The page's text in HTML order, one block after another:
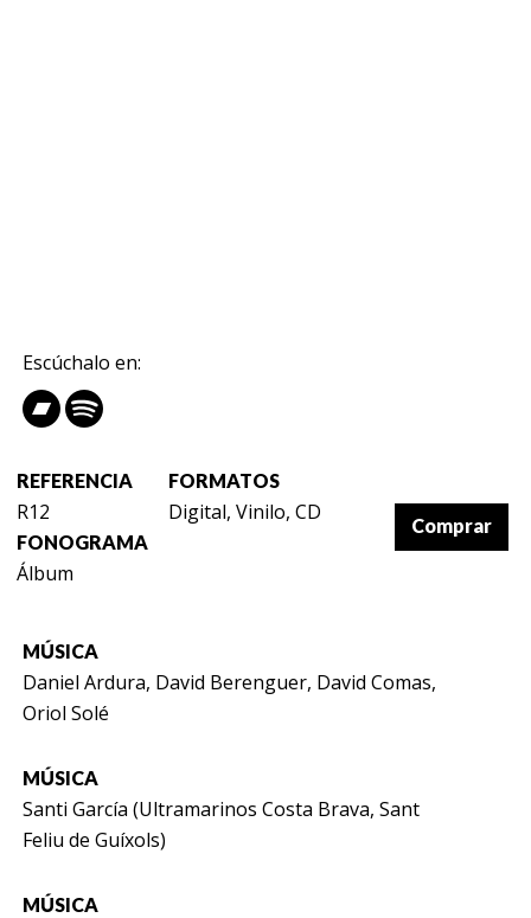
Escúchalo en:
REFERENCIA
R12
FORMATOS
Digital, Vinilo, CD
FONOGRAMA
Álbum
Comprar
MÚSICA
Daniel Ardura, David Berenguer, David Comas,
Oriol Solé
MÚSICA
Santi García (Ultramarinos Costa Brava, Sant
Feliu de Guíxols)
MÚSICA